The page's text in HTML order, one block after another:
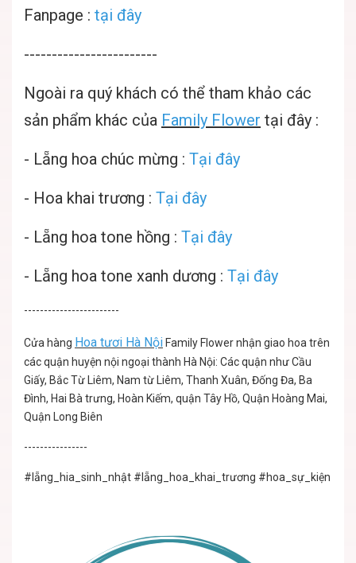
Fanpage : tại đây
------------------------
Ngoài ra quý khách có thể tham khảo các
sản phẩm khác của Family Flower tại đây :
- Lẵng hoa chúc mừng : Tại đây
- Hoa khai trương : Tại đây
- Lẵng hoa tone hồng : Tại đây
- Lẵng hoa tone xanh dương : Tại đây
------------------------
Cửa hàng Hoa tươi Hà Nội Family Flower nhận giao hoa trên
các quận huyện nội ngoại thành Hà Nội: Các quận như Cầu
Giấy, Bắc Từ Liêm, Nam từ Liêm, Thanh Xuân, Đống Đa, Ba
Đình, Hai Bà trưng, Hoàn Kiếm, quận Tây Hồ, Quận Hoàng Mai,
Quận Long Biên
----------------
#lẵng_hia_sinh_nhật #lẵng_hoa_khai_trương #hoa_sự_kiện